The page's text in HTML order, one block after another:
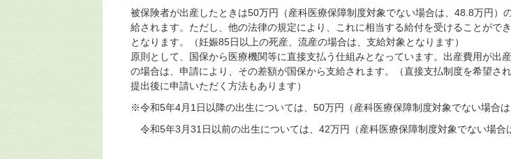
被保険者が出産したときは50万円（産科医療保障制度対象でない場合は、48.8万円）
給されます。ただし、他の法律の規定により、これに相当する給付を受けることがで
となります。（妊娠85日以上の死産、流産の場合は、支給対象となります）
原則として、国保から医療機関等に直接支払う仕組みとなっています。出産費用が出
の場合は、申請により、その差額が国保から支給されます。（直接支払制度を希望さ
提出後に申請いただく方法もあります）
※令和5年4月1日以降の出生については、50万円（産科医療保障制度対象でない場合は
令和5年3月31日以前の出生については、42万円（産科医療保障制度対象でない場合